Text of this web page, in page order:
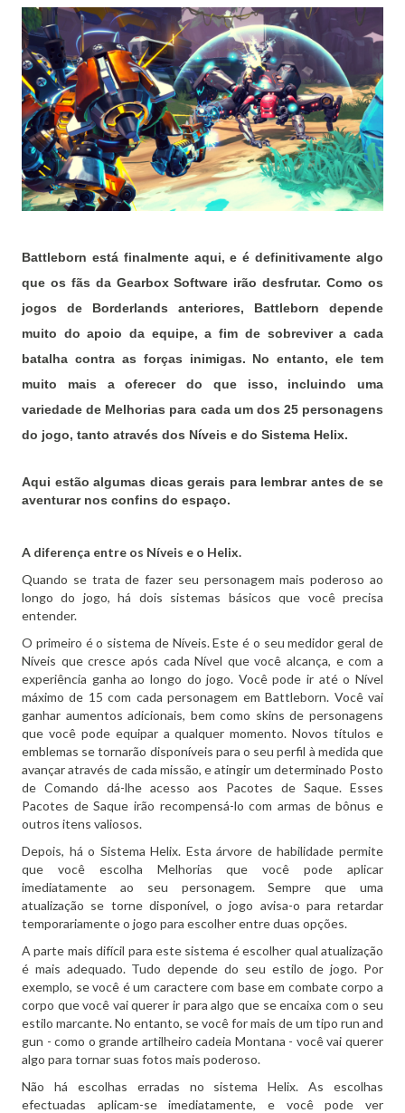
Battleborn está finalmente aqui, e é definitivamente algo
que os fãs da Gearbox Software irão desfrutar.Como os
jogos de Borderlands anteriores, Battleborn depende
muito do apoio da equipe, a fim de sobreviver a cada
batalha contra as forças inimigas. No entanto, ele tem
muito mais a oferecer do que isso, incluindo uma
variedade de Melhorias para cada um dos 25 personagens
do jogo, tanto através dos Níveis e do Sistema Helix.
Aqui estão algumas dicas gerais para lembrar antes de se
aventurar nos confins do espaço.
A diferença entre os Níveis e o Helix.
Quando se trata de fazer seu personagem mais poderoso ao
longo do jogo, há dois sistemas básicos que você precisa
entender.
O primeiro é o sistema de Níveis. Este é o seu medidor geral de
Níveis que cresce após cada Nível que você alcança, e com a
experiência ganha ao longo do jogo. Você pode ir até o Nível
máximo de 15 com cada personagem em Battleborn. Você vai
ganhar aumentos adicionais, bem como skins de personagens
que você pode equipar a qualquer momento. Novos títulos e
emblemas se tornarão disponíveis para o seu perfil à medida que
avançar através de cada missão, e atingir um determinado Posto
de Comando dá-lhe acesso aos Pacotes de Saque. Esses
Pacotes de Saque irão recompensá-lo com armas de bônus e
outros itens valiosos.
Depois, há o Sistema Helix. Esta árvore de habilidade permite
que você escolha Melhorias que você pode aplicar
imediatamente ao seu personagem.
Sempre que uma
atualização se torne disponível, o jogo avisa-o para retardar
temporariamente o jogo para escolher entre duas opções.
A parte mais difícil para este sistema é escolher qual atualização
é mais adequado. Tudo depende do seu estilo de jogo. Por
exemplo, se você é um caractere com base em combate corpo a
corpo que você vai querer ir para algo que se encaixa com o seu
estilo marcante.No entanto, se você for mais de um tipo run and
gun - como o grande artilheiro cadeia Montana - você vai querer
algo para tornar suas fotos mais poderoso.
Não há escolhas erradas no sistema Helix.
As escolhas
efectuadas aplicam-se imediatamente, e você pode ver